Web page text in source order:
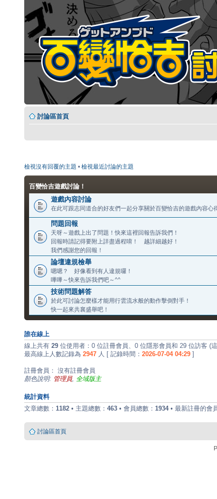
討論區首頁
檢視沒有回覆的主題 • 檢視最近討論的主題
百變恰吉遊戲討論！
遊戲內容討論
在此可跟志同道合的好友們一起分享關於百變恰吉的遊戲內容心
問題回報
天呀～遊戲上出了問題！快來這裡回報告訴我們！
回報時請記得要附上詳盡過程唷！ 越詳細越好！
我們感謝您的回報！
論壇違規檢舉
嗯嗯？ 好像看到有人違規囉！
嗶嗶～快來告訴我們吧～^^
技術問題解答
於此可討論怎麼樣才能用行雲流水般的動作擊倒對手！
快一起來共襄盛舉吧！
誰在線上
線上共有 29 位使用者：0 位註冊會員、0 位隱形會員和 29 位訪客 (
最高線上人數記錄為 2947 人 [ 記錄時間： 2026-07-04 04:29 ]
註冊會員： 沒有註冊會員
顏色說明: 管理員, 全域版主
統計資料
文章總數： 1182 • 主題總數： 463 • 會員總數： 1934• 最新註冊的會
討論區首頁